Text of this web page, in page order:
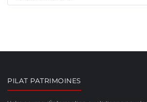
PILAT PATRIMOINES